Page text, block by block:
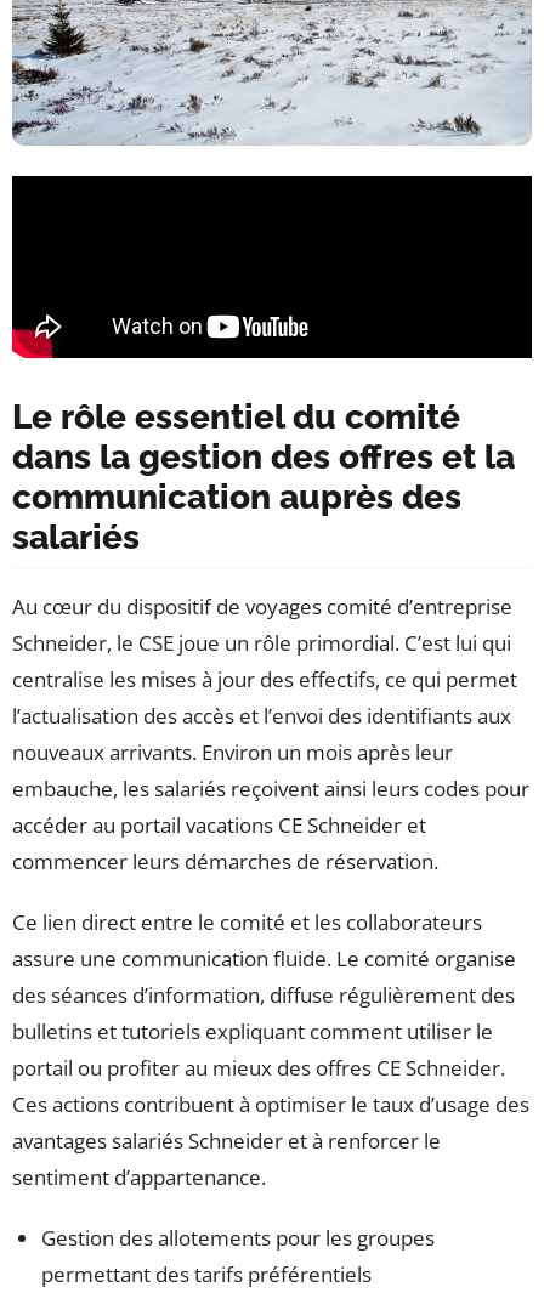
Le rôle essentiel du comité
dans la gestion des offres et la
communication auprès des
salariés
Au cœur du dispositif de voyages comité d’entreprise
Schneider, le CSE joue un rôle primordial. C’est lui qui
centralise les mises à jour des effectifs, ce qui permet
l’actualisation des accès et l’envoi des identifiants aux
nouveaux arrivants. Environ un mois après leur
embauche, les salariés reçoivent ainsi leurs codes pour
accéder au portail vacations CE Schneider et
commencer leurs démarches de réservation.
Ce lien direct entre le comité et les collaborateurs
assure une communication fluide. Le comité organise
des séances d’information, diffuse régulièrement des
bulletins et tutoriels expliquant comment utiliser le
portail ou profiter au mieux des offres CE Schneider.
Ces actions contribuent à optimiser le taux d’usage des
avantages salariés Schneider et à renforcer le
sentiment d’appartenance.
Gestion des allotements pour les groupes
permettant des tarifs préférentiels